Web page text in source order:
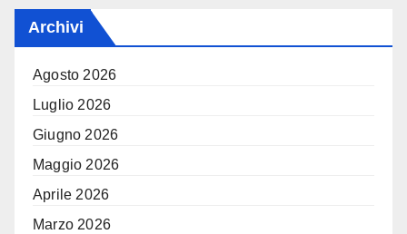
Archivi
Agosto 2026
Luglio 2026
Giugno 2026
Maggio 2026
Aprile 2026
Marzo 2026